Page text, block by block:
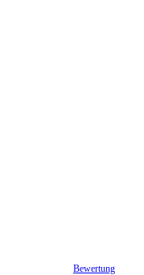
Bewertung